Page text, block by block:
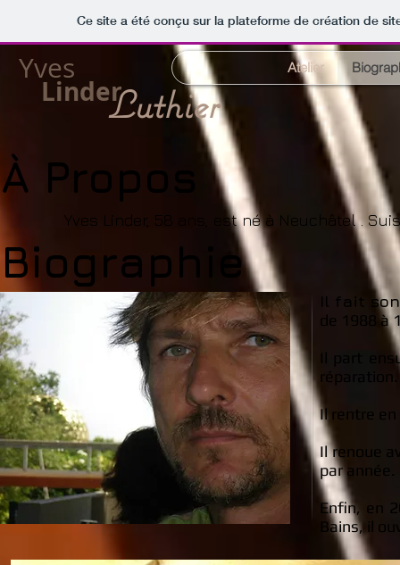
Ce site a été conçu sur la plateforme de création de
Yves Atelier
Luthier
Linder
À Propos
Yves Linder, 58 ans, est né à Neuchâtel .
Biographie
Il fait
de 1988 à
Il part
réparation.
Il rentre
Il renoue
par année.
Enfin, en
Bains, il